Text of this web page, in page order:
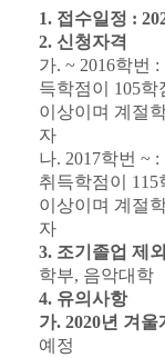
1. 접수일정 :
2. 신청자격
가. ~ 2016학번 :
득학점이 105학
이상이며 계절
자
나. 2017학번 ~ :
취득학점이 115
이상이며 계절
자
3. 조기졸업 제외
학부, 음악대학
4. 유의사항
가. 2020년 겨울
예정